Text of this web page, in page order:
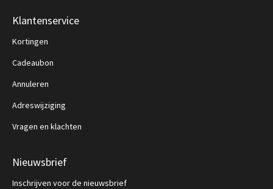
Klantenservice
Kortingen
Cadeaubon
Annuleren
Adreswijziging
Vragen en klachten
Nieuwsbrief
Inschrijven voor de nieuwsbrief